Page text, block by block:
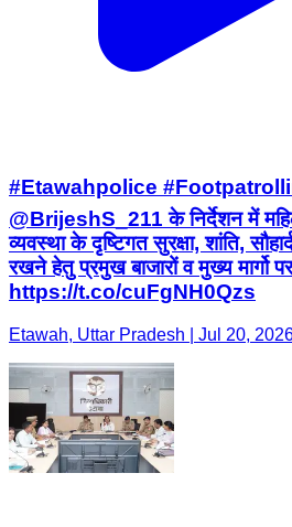
#Etawahpolice
@BrijeshS_211 के निर्देशन में महिला
व्यवस्था के दृष्टिगत सुरक्षा, शांति,
रखने हेतु प्रमुख बाजारों व मुख्य मार्गो
https://t.co/cuFgNH0Qzs
Etawah, Uttar Pradesh | Jul 20,